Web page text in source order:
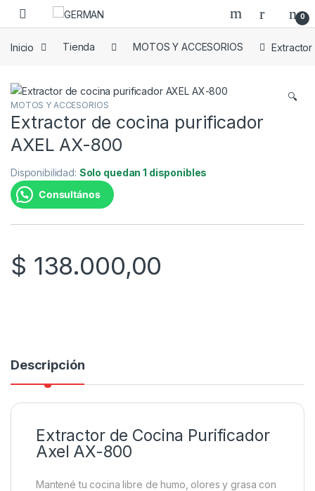
Skip to navigation
Skip to content
0
Inicio Tienda MOTOS Y ACCESORIOS
🔍
MOTOS Y ACCESORIOS
Extractor de cocina purificador
AXEL AX-800
Disponibilidad: Solo quedan 1 disponibles
Consultános
$ 138.000,00
Descripción
Extractor de Cocina Purificador
Axel AX-800
Mantené tu cocina libre de humo, olores y grasa con